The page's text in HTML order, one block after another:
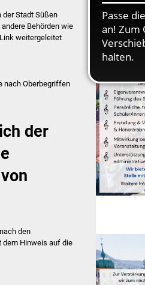
der Stadt Süßen
Behörden wie
weitergeleitet
nach Oberbegriffen
der
den
dem Hinweis auf die